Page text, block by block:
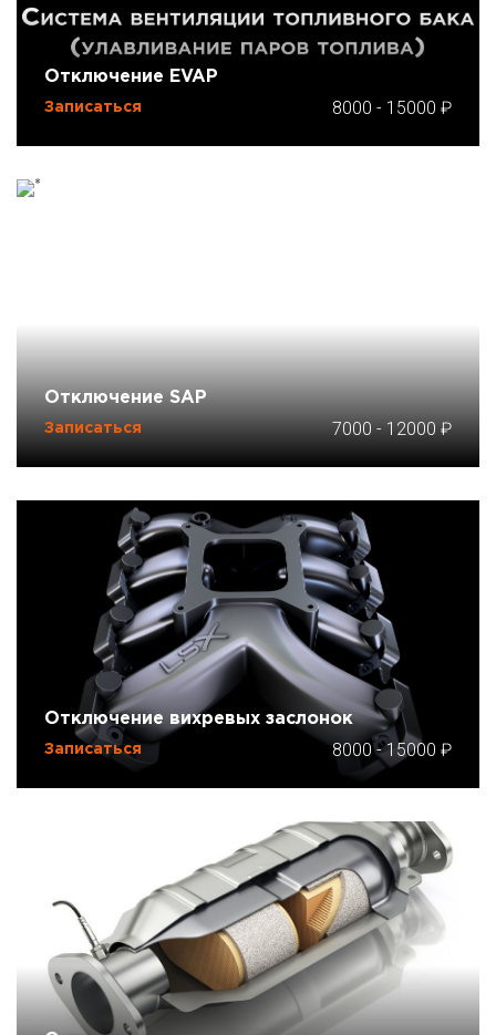
Отключение EVAP
Записаться 8000 - 15000
Отключение SAP
Записаться 7000 - 12000
Отключение вихревых заслонок
Записаться 8000-15000